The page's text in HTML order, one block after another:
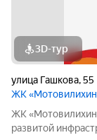
3D-тур
улица Гашкова,55
ЖК
ЖК
развитой